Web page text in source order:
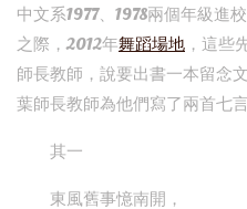
中文系1977、1978兩個年級進
之際，2012年舞蹈場地 ，這些
師長教師，說要出書一本留念
葉師長教師為他們寫了兩首七
其一
東風舊事憶南開，